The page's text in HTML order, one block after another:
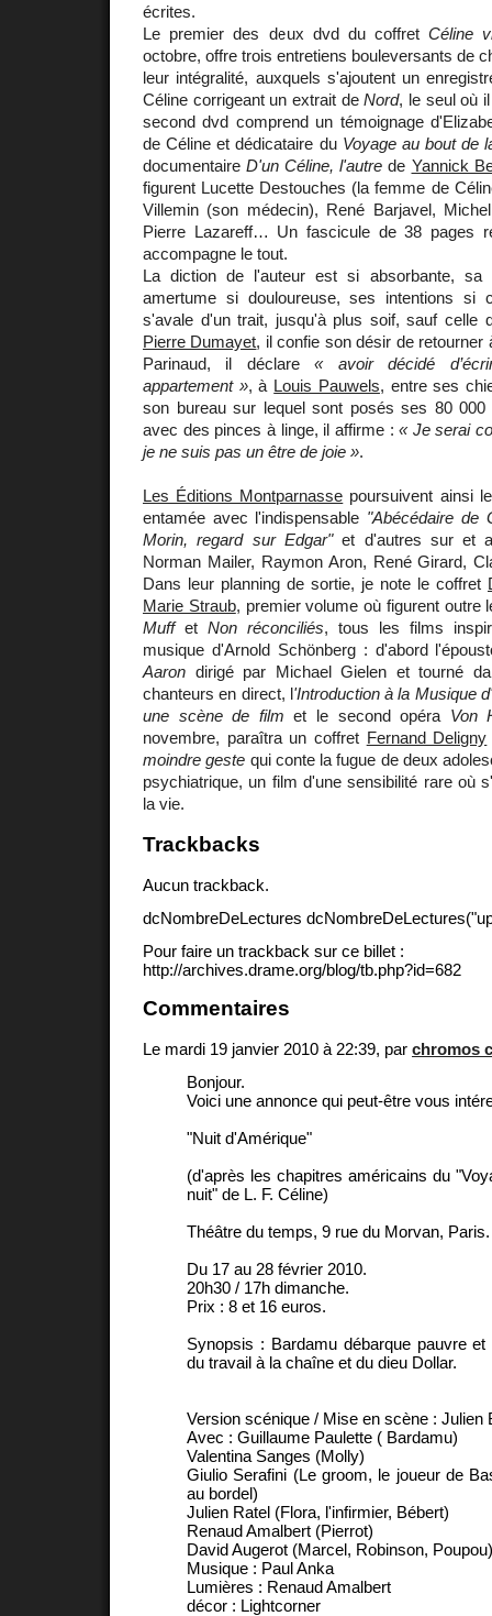
écrites.
Le premier des deux dvd du coffretCéline
octobre, offre trois entretiens bouleversants de
leur intégralité, auxquels s'ajoutent un
Céline corrigeant un extrait deNord, le seul où
second dvd comprend un témoignage
de Céline et dédicataire du Voyage au bout de
documentaireD'un Céline, l'autre de Yannick
figurent Lucette Destouches (la femme de
Villemin (son médecin), René Barjavel,
Pierre Lazareff… Un fascicule de 38 pages
accompagne le tout.
La diction de l'auteur est si absorbante, sa
amertume si douloureuse, ses intentions si
s'avale d'un trait, jusqu'à plus soif, sauf celle
Pierre Dumayet, il confie son désir de retourner
Parinaud, il déclare« avoir décidé
appartement », à Louis Pauwels, entre ses
son bureau sur lequel sont posés ses 80 000
avec des pinces à linge, il affirme :« Je serai
je ne suis pas un être de joie ».
Les Éditions Montparnasse poursuivent ainsi
entamée avec l'indispensable "Abécédaire de
Morin, regard sur Edgar"et d'autres sur et
Norman Mailer, Raymon Aron, René Girard,
Dans leur planning de sortie, je note le coffret
Marie Straub, premier volume où figurent outre
Muffet Non réconciliés, tous les films
musique d'Arnold Schönberg : d'abord
Aaron dirigé par Michael Gielen et tourné
chanteurs en direct, l'Introduction à la Musique
une scène de film et le second opéra Von
novembre, paraîtra un coffret Fernand Deligny
moindre geste qui conte la fugue de deux
psychiatrique, un film d'une sensibilité rare où
la vie.
Trackbacks
Aucun trackback.
dcNombreDeLectures
Pour faire un trackback sur ce billet :
http://archives.drame.org/blog/tb.php?id=682
Commentaires
Le mardi 19 janvier 2010 à 22:39, par chromos
Bonjour.
Voici une annonce qui peut-être vous
"Nuit d'Amérique"
(d'après les chapitres américains du
nuit" de L. F. Céline)
Théâtre du temps, 9 rue du Morvan,
Du 17 au 28 février 2010.
20h30 / 17h dimanche.
Prix : 8 et 16 euros.
Synopsis : Bardamu débarque pauvre
du travail à la chaîne et du dieu Dollar.
Version scénique / Mise en scène : Julien
Avec : Guillaume Paulette ( Bardamu)
Valentina Sanges (Molly)
Giulio Serafini (Le groom, le joueur de
au bordel)
Julien Ratel (Flora, l'infirmier, Bébert)
Renaud Amalbert (Pierrot)
David Augerot (Marcel, Robinson, Poupou)
Musique : Paul Anka
Lumières : Renaud Amalbert
décor : Lightcorner